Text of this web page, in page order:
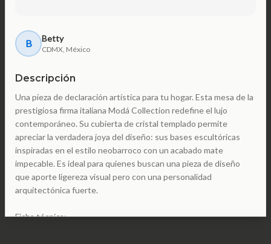
B Betty
CDMX, México
Descripción
Una pieza de declaración artística para tu hogar. Esta mesa de la
prestigiosa firma italiana Modá Collection redefine el lujo
contemporáneo. Su cubierta de cristal templado permite
apreciar la verdadera joya del diseño: sus bases escultóricas
inspiradas en el estilo neobarroco con un acabado mate
impecable. Es ideal para quienes buscan una pieza de diseño
que aporte ligereza visual pero con una personalidad
arquitectónica fuerte.
Ficha técnica: